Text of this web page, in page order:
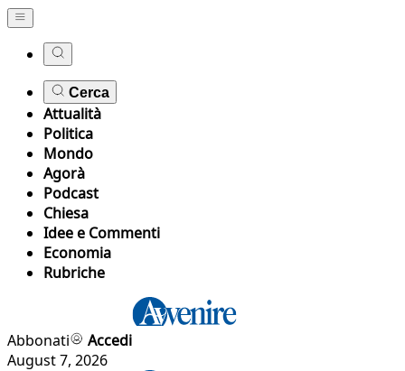
Cerca
Attualità
Politica
Mondo
Agorà
Podcast
Chiesa
Idee e Commenti
Economia
Rubriche
Abbonati
Accedi
August 7, 2026